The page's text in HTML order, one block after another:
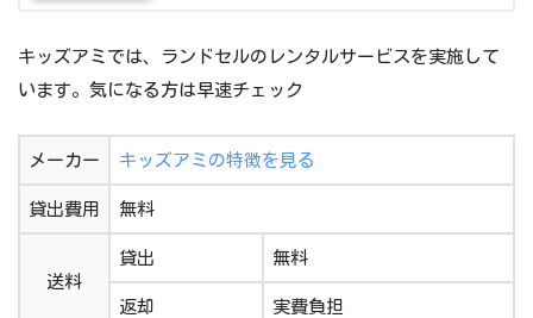
キッズアミでは、ランドセルのレンタルサービスを実施して
います。気になる方は早速チェック
メーカー キッズアミの特徴を見る
貸出費用 無料
送料
貸出 無料
返却 実費負担